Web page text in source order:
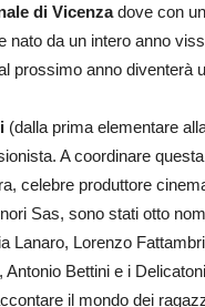
di Vicenzadove con
nato da un intero anno
prossimo anno
(dalla prima elementare
A coordinare
celebre produttore
Sas, sono stati otto
Lanaro, Lorenzo
Bettini e i
il mondo dei